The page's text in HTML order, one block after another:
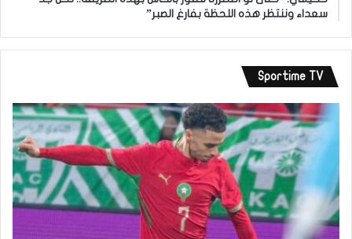
سعداء وننتظر هذه اللحظة بفارغ الصبر”
Sportime TV